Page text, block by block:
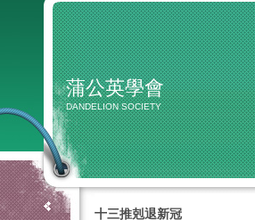
蒲公英學會
DANDELION SOCIETY
十三推剋退新冠